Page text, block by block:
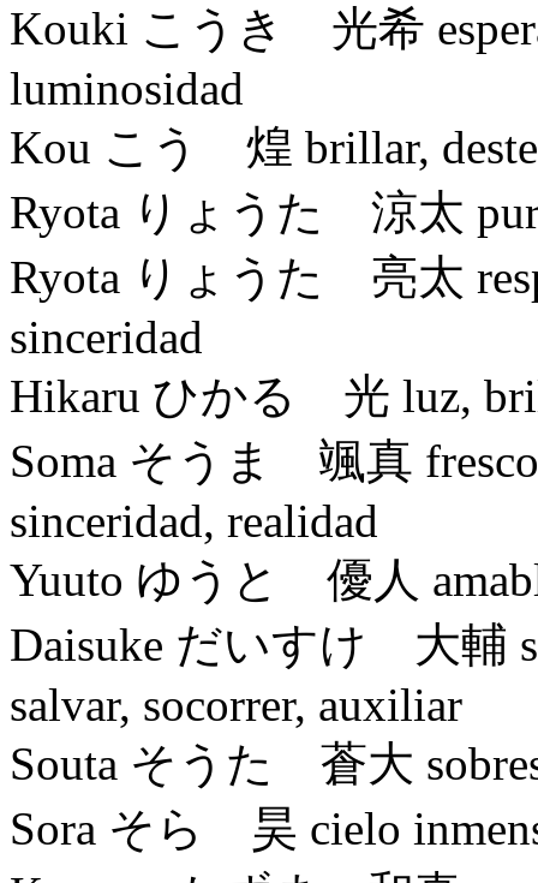
Kouki こうき 光希
luminosidad
Kou こう 煌 brillar,
Ryota りょうた 涼太
Ryota りょうた 亮太
sinceridad
Hikaru ひかる 光 luz,
Soma そうま 颯真
sinceridad, realidad
Yuuto ゆうと 優人
Daisuke だいすけ 大輔
salvar, socorrer, auxiliar
Souta そうた 蒼大
Sora そら 昊 cielo